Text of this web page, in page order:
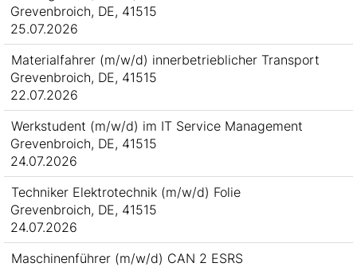
Grevenbroich, DE, 41515
25.07.2026
Materialfahrer (m/w/d) innerbetrieblicher Transport
Grevenbroich, DE, 41515
22.07.2026
Werkstudent (m/w/d) im IT Service Management
Grevenbroich, DE, 41515
24.07.2026
Techniker Elektrotechnik (m/w/d) Folie
Grevenbroich, DE, 41515
24.07.2026
Maschinenführer (m/w/d) CAN 2 ESRS